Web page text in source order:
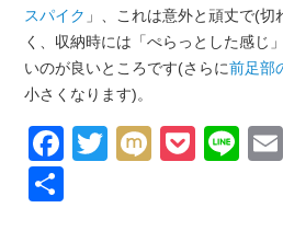
スパイク 」、これは意外と頑丈で(
く、収納時には「ぺらっとした感じ
いのが良いところです(さらに前足部
小さくなります)。
Facebook
Twitter
Mixi